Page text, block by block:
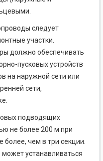
следует
участки.
должно обеспечивать
пусковых устройств
на наружной сети или
сети,
подводящих
не более 200 м при
более, чем в три секции.
устанавливаться